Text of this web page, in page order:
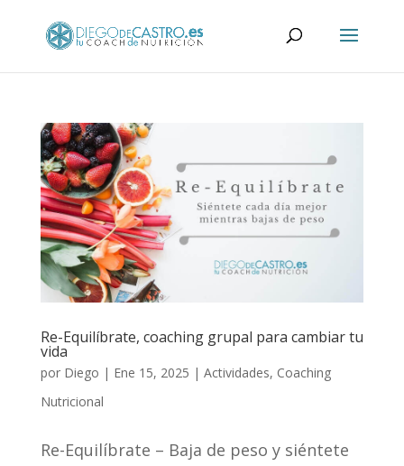
Re-Equilíbrate, coaching grupal para cambiar tu
vida
por Diego | Ene 15, 2025 | Actividades, Coaching
Nutricional
Re-Equilíbrate – Baja de peso y siéntete